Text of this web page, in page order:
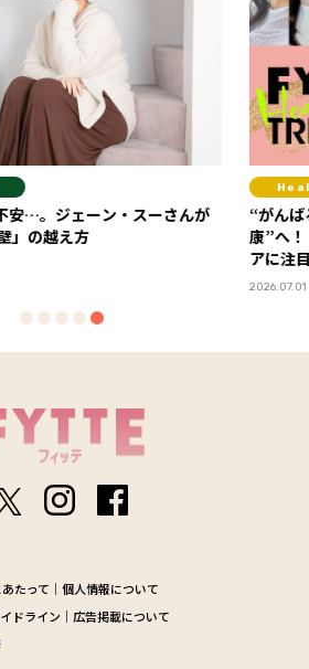
安…。ジェーン・スーさんが
」の越え方
“がん
康”へ
アに注
2026.07.01
たって
個人情報について
ドライン
広告掲載について